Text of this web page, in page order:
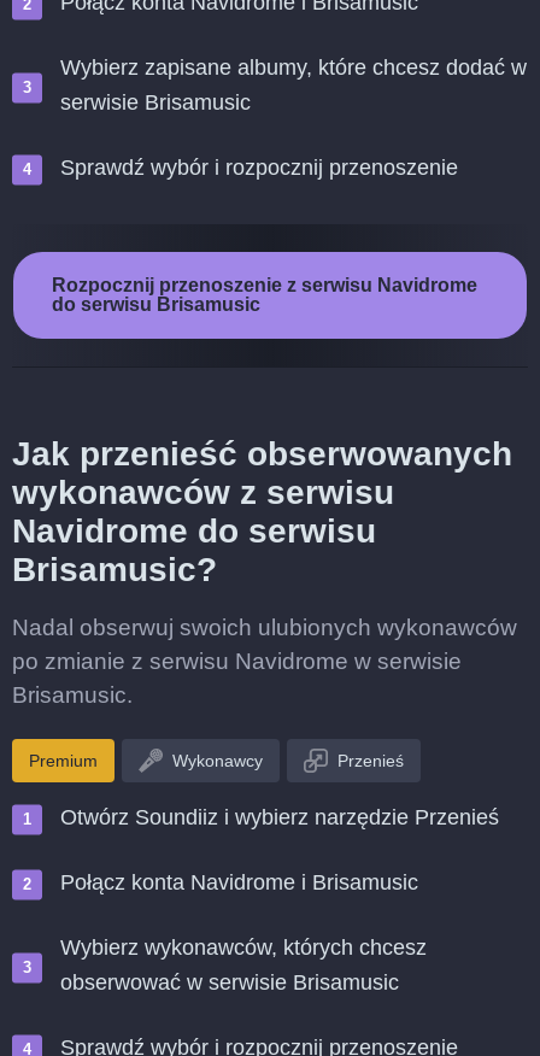
Wybierz zapisane albumy, które chcesz dodać w
serwisie Brisamusic
Sprawdź wybór i rozpocznij przenoszenie
Rozpocznij przenoszenie z serwisu Navidrome
do serwisu Brisamusic
Jak przenieść obserwowanych
wykonawców z serwisu
Navidrome do serwisu
Brisamusic?
Nadal obserwuj swoich ulubionych wykonawców
po zmianie z serwisu Navidrome w serwisie
Brisamusic.
Premium Wykonawcy Przenieś
Otwórz Soundiiz i wybierz narzędzie Przenieś
Połącz konta Navidrome i Brisamusic
Wybierz wykonawców, których chcesz
obserwować w serwisie Brisamusic
Sprawdź wybór i rozpocznij przenoszenie